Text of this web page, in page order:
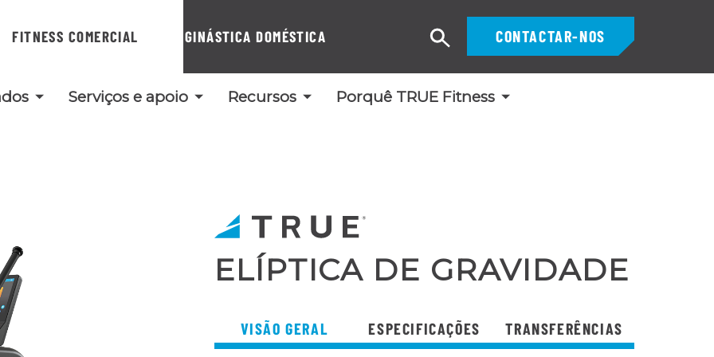
FITNESS COMERCIAL GINÁSTICA DOMÉSTICA
Serviços e apoio Recursos Porquê TRUE Fitness
CONTACTAR-NOS
Pesquisar
ELÍPTICA DE GRAVIDADE
VISÃO GERAL ESPECIFICAÇÕES TRANSFERÊNCIAS